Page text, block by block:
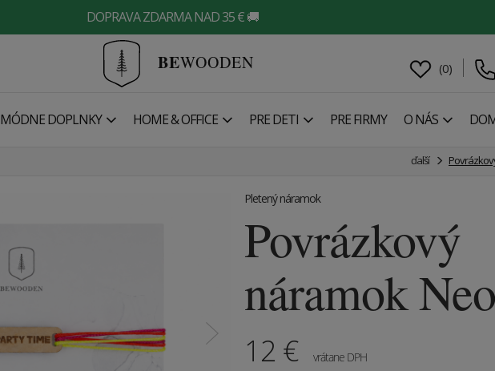
DOPRAVA ZDARMA NAD 35 € 🚚
BEWOODEN (0)
MÓDNE DOPLNKY HOME & OFFICE PRE DETI PRE FIRMY O NÁS
ďalší
Pletený náramok
Povrázkový
náramok
12 € vrátane DPH